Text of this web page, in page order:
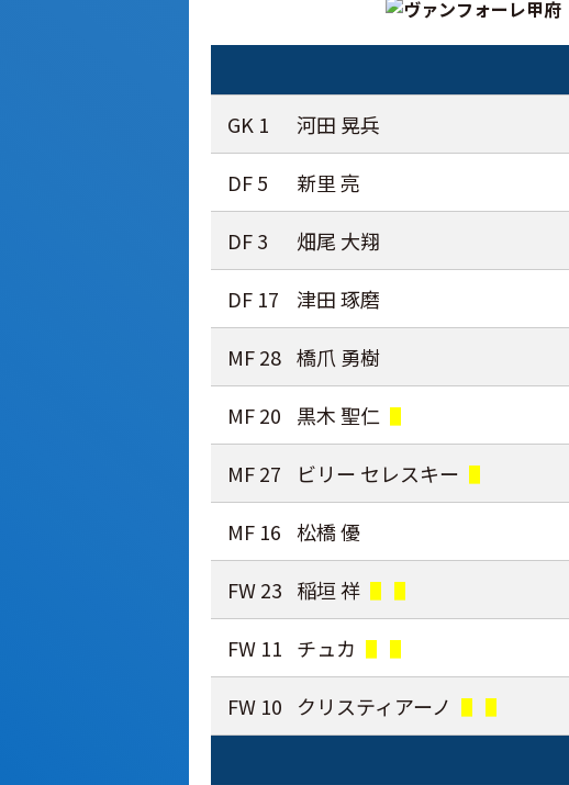
GK 1 河田 晃兵
DF 5 新里 亮
DF 3 畑尾 大翔
DF 17 津田 琢磨
MF 28 橋爪 勇樹
MF 20 黒木 聖仁
MF 27 ビリー セレスキー
MF 16 松橋 優
FW 23 稲垣 祥
FW 11 チュカ
FW 10 クリスティアーノ